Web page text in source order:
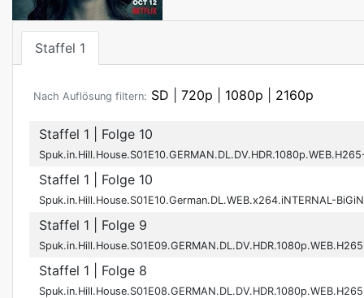
Staffel 1
Nach Auflösung filtern: SD 720p 1080p 2160p
Staffel 1 | Folge 10
Staffel 1 | Folge 10
Spuk.in.Hill.House.S01E10.German.DL.WEB.x264.iNTERNAL-
Staffel 1 | Folge 9
Staffel 1 | Folge 8